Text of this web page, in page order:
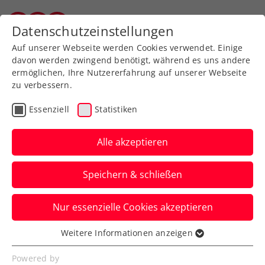
Zurück zur Newsübersicht
Turniere
Wimbledon: Novak
meistert auch erste
Aufgabe im Hauptbewerb
Österreichs aktuelle Nummer zwei steht
in London das zweite Mal in der zweiten
Runde eines Grand Slams.
Verfasst von: Manuel Wachta, 28.06.2022
Datenschutzeinstellungen
Auf unserer Webseite werden Cookies verwendet. Einige
davon werden zwingend benötigt, während es uns andere
ermöglichen, Ihre Nutzererfahrung auf unserer Webseite
zu verbessern.
Essenziell Statistiken
Alle akzeptieren
Speichern & schließen
Nur essenzielle Cookies akzeptieren
Essenziell
Essenzielle Cookies werden für grundlegende
Weitere Informationen anzeigen
Powered by